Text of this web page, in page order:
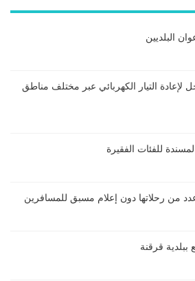
البلديين
تدخل لإعادة التيار الكهربائي عبر مختلف مناطق
للفئات الفقيرة
من رحلاتها دون إعلام مسبق للمسافرين